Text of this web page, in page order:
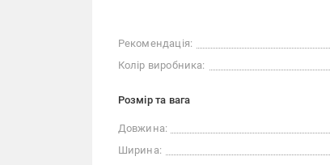
Рекомендація:
Колір виробника:
Розмір та вага
Довжина:
Ширина: